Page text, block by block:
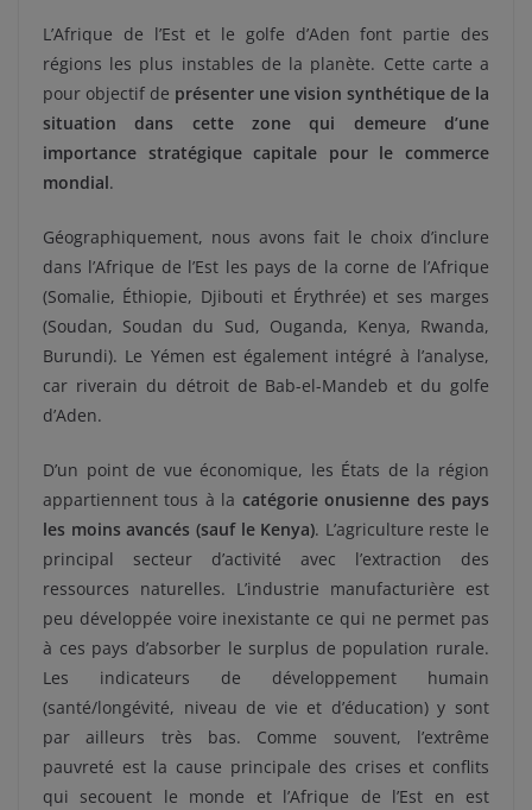
L’Afrique de l’Est et le golfe d’Aden font partie des
régions les plus instables de la planète. Cette carte a
pour objectif de présenter une vision synthétique de la
situation dans cette zone qui demeure d’une
importance stratégique capitale pour le commerce
mondial.
Géographiquement, nous avons fait le choix d’inclure
dans l’Afrique de l’Est les pays de la corne de l’Afrique
(Somalie, Éthiopie, Djibouti et Érythrée) et ses marges
(Soudan, Soudan du Sud, Ouganda, Kenya, Rwanda,
Burundi). Le Yémen est également intégré à l’analyse,
car riverain du détroit de Bab-el-Mandeb et du golfe
d’Aden.
D’un point de vue économique, les États de la région
appartiennent tous à la catégorie onusienne des pays
les moins avancés (sauf le Kenya). L’agriculture reste le
principal secteur d’activité avec l’extraction des
ressources naturelles. L’industrie manufacturière est
peu développée voire inexistante ce qui ne permet pas
à ces pays d’absorber le surplus de population rurale.
Les indicateurs de développement humain
(santé/longévité, niveau de vie et d’éducation) y sont
par ailleurs très bas. Comme souvent, l’extrême
pauvreté est la cause principale des crises et conflits
qui secouent le monde et l’Afrique de l’Est en est